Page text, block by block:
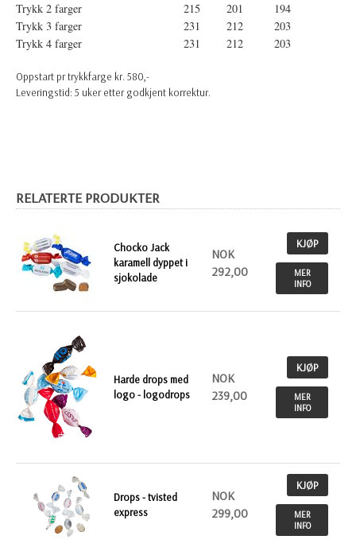
Trykk 2 farger
215 201
194
Trykk 3 farger
231 212
203
Trykk 4 farger
231 212 203
Oppstart pr trykkfarge kr. 580,-
Leveringstid: 5 uker etter godkjent korrektur.
RELATERTE PRODUKTER
Chocko Jack
karamell dyppet i
sjokolade
NOK
292,00
KJØP
MER
INFO
Harde drops med
logo - logodrops
NOK
239,00
KJØP
MER
INFO
Drops - tvisted
express
NOK
299,00
KJØP
MER
INFO